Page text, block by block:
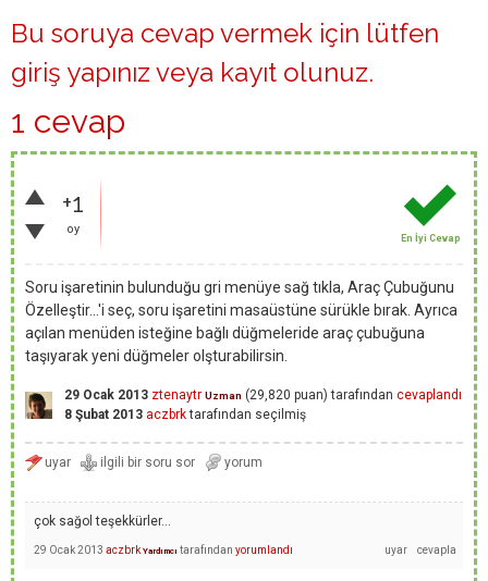
Bu soruya cevap vermek için lütfen
giriş yapınız veya kayıt olunuz.
1 cevap
+1
oy
En İyi Cevap
Soru işaretinin bulunduğu gri menüye sağ tıkla, Araç Çubuğunu
Özelleştir...'i seç, soru işaretini masaüstüne sürükle bırak. Ayrıca
açılan menüden isteğine bağlı düğmeleride araç çubuğuna
taşıyarak yeni düğmeler olşturabilirsin.
29 Ocak 2013 ztenaytr Uzman (29,820 puan) tarafından cevaplandı
8 Şubat 2013 aczbrktarafından seçilmiş
çok sağol teşekkürler...
29 Ocak 2013 aczbrk Yardımcı tarafından yorumlandı